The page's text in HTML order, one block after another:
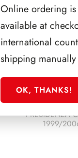
PRESIDENZA
1999/
Online ordering
available at
international
shipping
OK, THANKS!